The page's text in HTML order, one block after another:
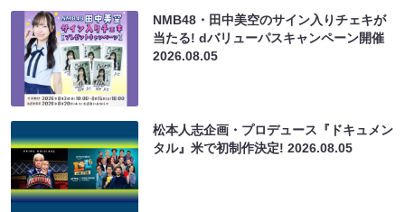
NMB48・田中美空のサイン入りチェキが
当たる! dバリューパスキャンペーン開催
2026.08.05
松本人志企画・プロデュース『ドキュメン
タル』米で初制作決定!2026.08.05